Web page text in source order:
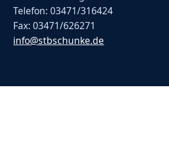
Telefon: 03471/316424
Fax: 03471/626271
info@stbschunke.de